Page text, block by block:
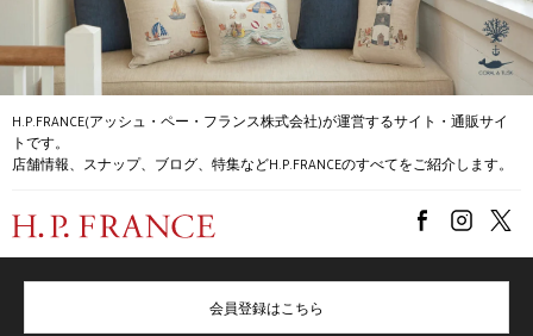
H.P.FRANCE(アッシュ・ペー・フランス株式会社)が運営するサイト・通販サイ
トです。
店舗情報、スナップ、ブログ、特集などH.P.FRANCEのすべてをご紹介します。
会員登録はこちら